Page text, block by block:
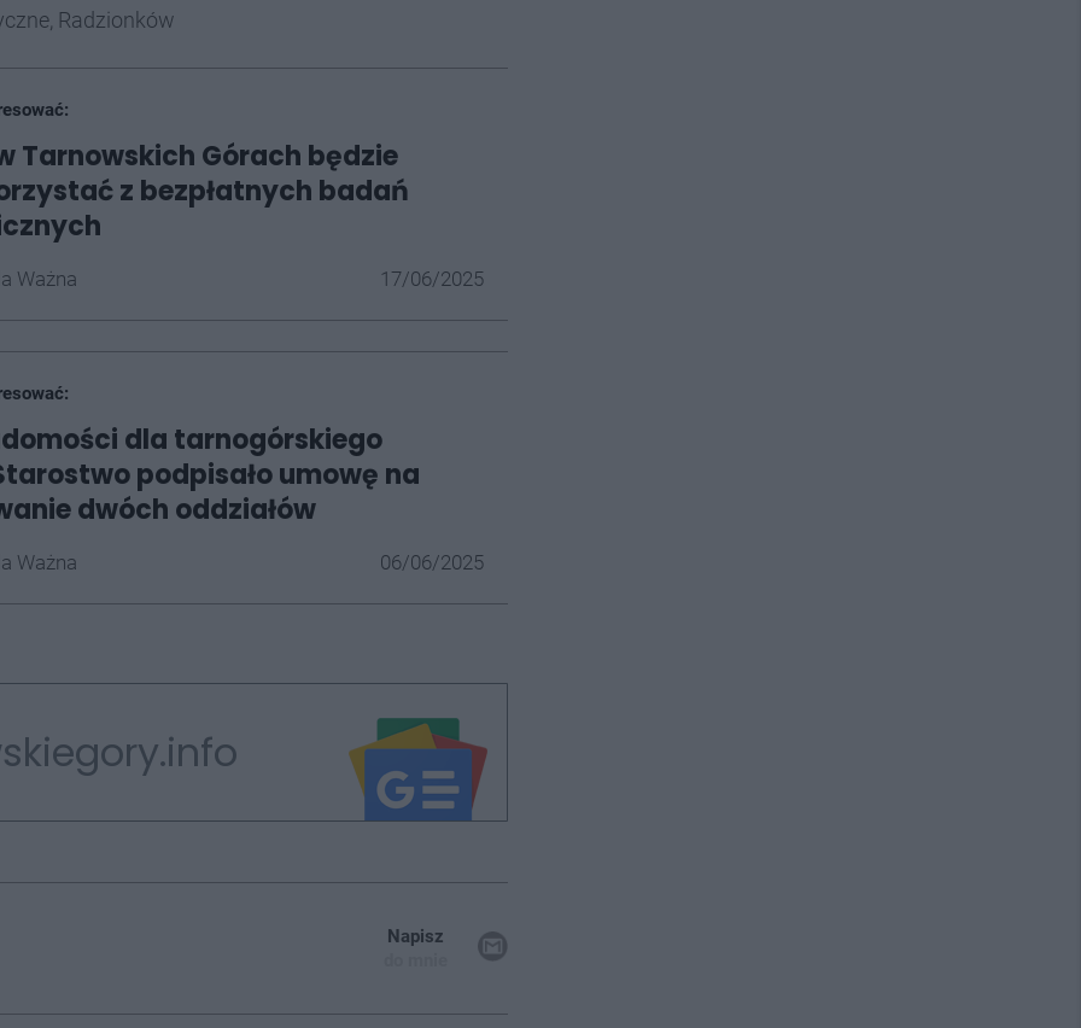
Radzionków
Tarnowskich Górach będzie
z bezpłatnych badań
Ważna 17/06/2025
dla tarnogórskiego
podpisało umowę na
dwóch oddziałów
Ważna 06/06/2025
Napisz